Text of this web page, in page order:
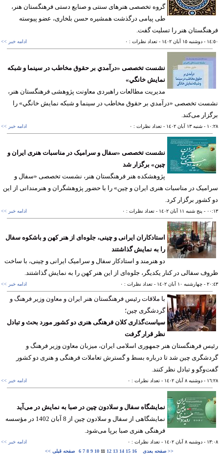
گروه تخصصی هنرهای سنتی و صنایع دستی فرهنگستان هنر،
طی پیامی درگذشت همشیره حسن بلخاری، عضو پیوسته
هنر را تسلیت گفت.
- دوشنبه ١٥ آبان ١٤٠٢ - تعداد نظرات : ٠ ادامه خبر >>
نشست تخصصی «درآمدي بر حقوق مخاطب در سینما و شبكه
نمايش خانگي»
مدیریت مطالعات راهبردی معاونت پژوهشی فرهنگستان هنر،
تخصصی «درآمدي بر حقوق مخاطب در سینما و شبكه نمايش خانگي» را
می‌کند.
- شنبه ١٣ آبان ١٤٠٢ - تعداد نظرات : ٠ ادامه خبر >>
نشست تخصصی «سفال و سرامیک در مناسبات هنری ایران و
چین» برگزار ‌شد
پژوهشکده هنر فرهنگستان هنر، نشست تخصصی «سفال و
در مناسبات هنری ایران و چین» را با حضور پژوهشگران و هنرمندانی از این
کشور برگزار کرد.
- پنج شنبه ١١ آبان ١٤٠٢ - تعداد نظرات : ٠ ادامه خبر >>
استادکاران ایرانی و چینی، جلوه‌ای از هنر کهن و باشکوه سفال
را به نمایش گذاشتند
دو هنرمند و استادکار سفال و سرامیک ایرانی و چینی، با ساخت
سفالی در کنار یکدیگر، جلوه‌ای از این هنر کهن را به نمایش گذاشتند.
- چهارشنبه ١٠ آبان ١٤٠٢ - تعداد نظرات : ٠ ادامه خبر >>
با ملاقات رئیس فرهنگستان هنر ایران و معاون وزیر فرهنگ و
گردشگری چین؛
سیاست‌گذاری کلان فرهنگی هنری دو کشور مورد بحث و تبادل
نظر قرار گرفت
فرهنگستان هنر جمهوری اسلامی ایران، میزبان معاون وزیر فرهنگ و
چین شد تا درباره بسط و گسترش تعاملات فرهنگی و هنری دو کشور
و تبادل نظر کنند.
- دوشنبه ٨ آبان ١٤٠٢ - تعداد نظرات : ٠ ادامه خبر >>
نمایشگاه سفال و سلادون چین در صبا به نمایش در می‌آید
نمایشگاهی از سفال و سلادون چین از 8 آبان 1402 در مؤسسه
فرهنگی هنری صبا برپا می‌شود.
- دوشنبه ٨ آبان ١٤٠٢ - تعداد نظرات : ٠
ادامه خبر >>
<< صفحه قبلی
6 7 8 9 10 1112 13 14 15 16